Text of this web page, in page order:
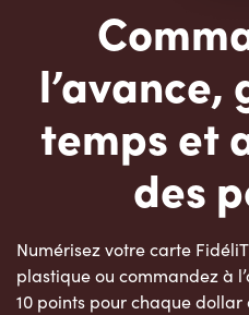
l’avance,
temps et
des
Numérisez votre carte
plastique ou commandez à
10 points pour chaque